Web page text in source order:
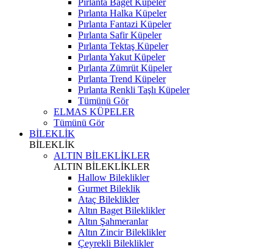
Pırlanta Baget Küpeler
Pırlanta Halka Küpeler
Pırlanta Fantazi Küpeler
Pırlanta Safir Küpeler
Pırlanta Tektaş Küpeler
Pırlanta Yakut Küpeler
Pırlanta Zümrüt Küpeler
Pırlanta Trend Küpeler
Pırlanta Renkli Taşlı Küpeler
Tümünü Gör
ELMAS KÜPELER
Tümünü Gör
BİLEKLİK
BİLEKLİK
ALTIN BİLEKLİKLER
ALTIN BİLEKLİKLER
Hallow Bileklikler
Gurmet Bileklik
Ataç Bileklikler
Altın Baget Bileklikler
Altın Şahmeranlar
Altın Zincir Bileklikler
Çeyrekli Bileklikler